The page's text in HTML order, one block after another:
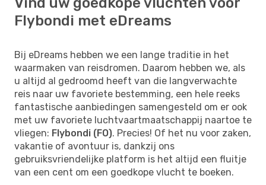
Flybondi met eDreams
Bij eDreams hebben we een lange traditie in het
waarmaken van reisdromen. Daarom hebben we, als
u altijd al gedroomd heeft van die langverwachte
reis naar uw favoriete bestemming, een hele reeks
fantastische aanbiedingen samengesteld om er ook
met uw favoriete luchtvaartmaatschappij naartoe te
vliegen: Flybondi (FO). Precies! Of het nu voor zaken,
vakantie of avontuur is, dankzij ons
gebruiksvriendelijke platform is het altijd een fluitje
van een cent om een goedkope vlucht te boeken.